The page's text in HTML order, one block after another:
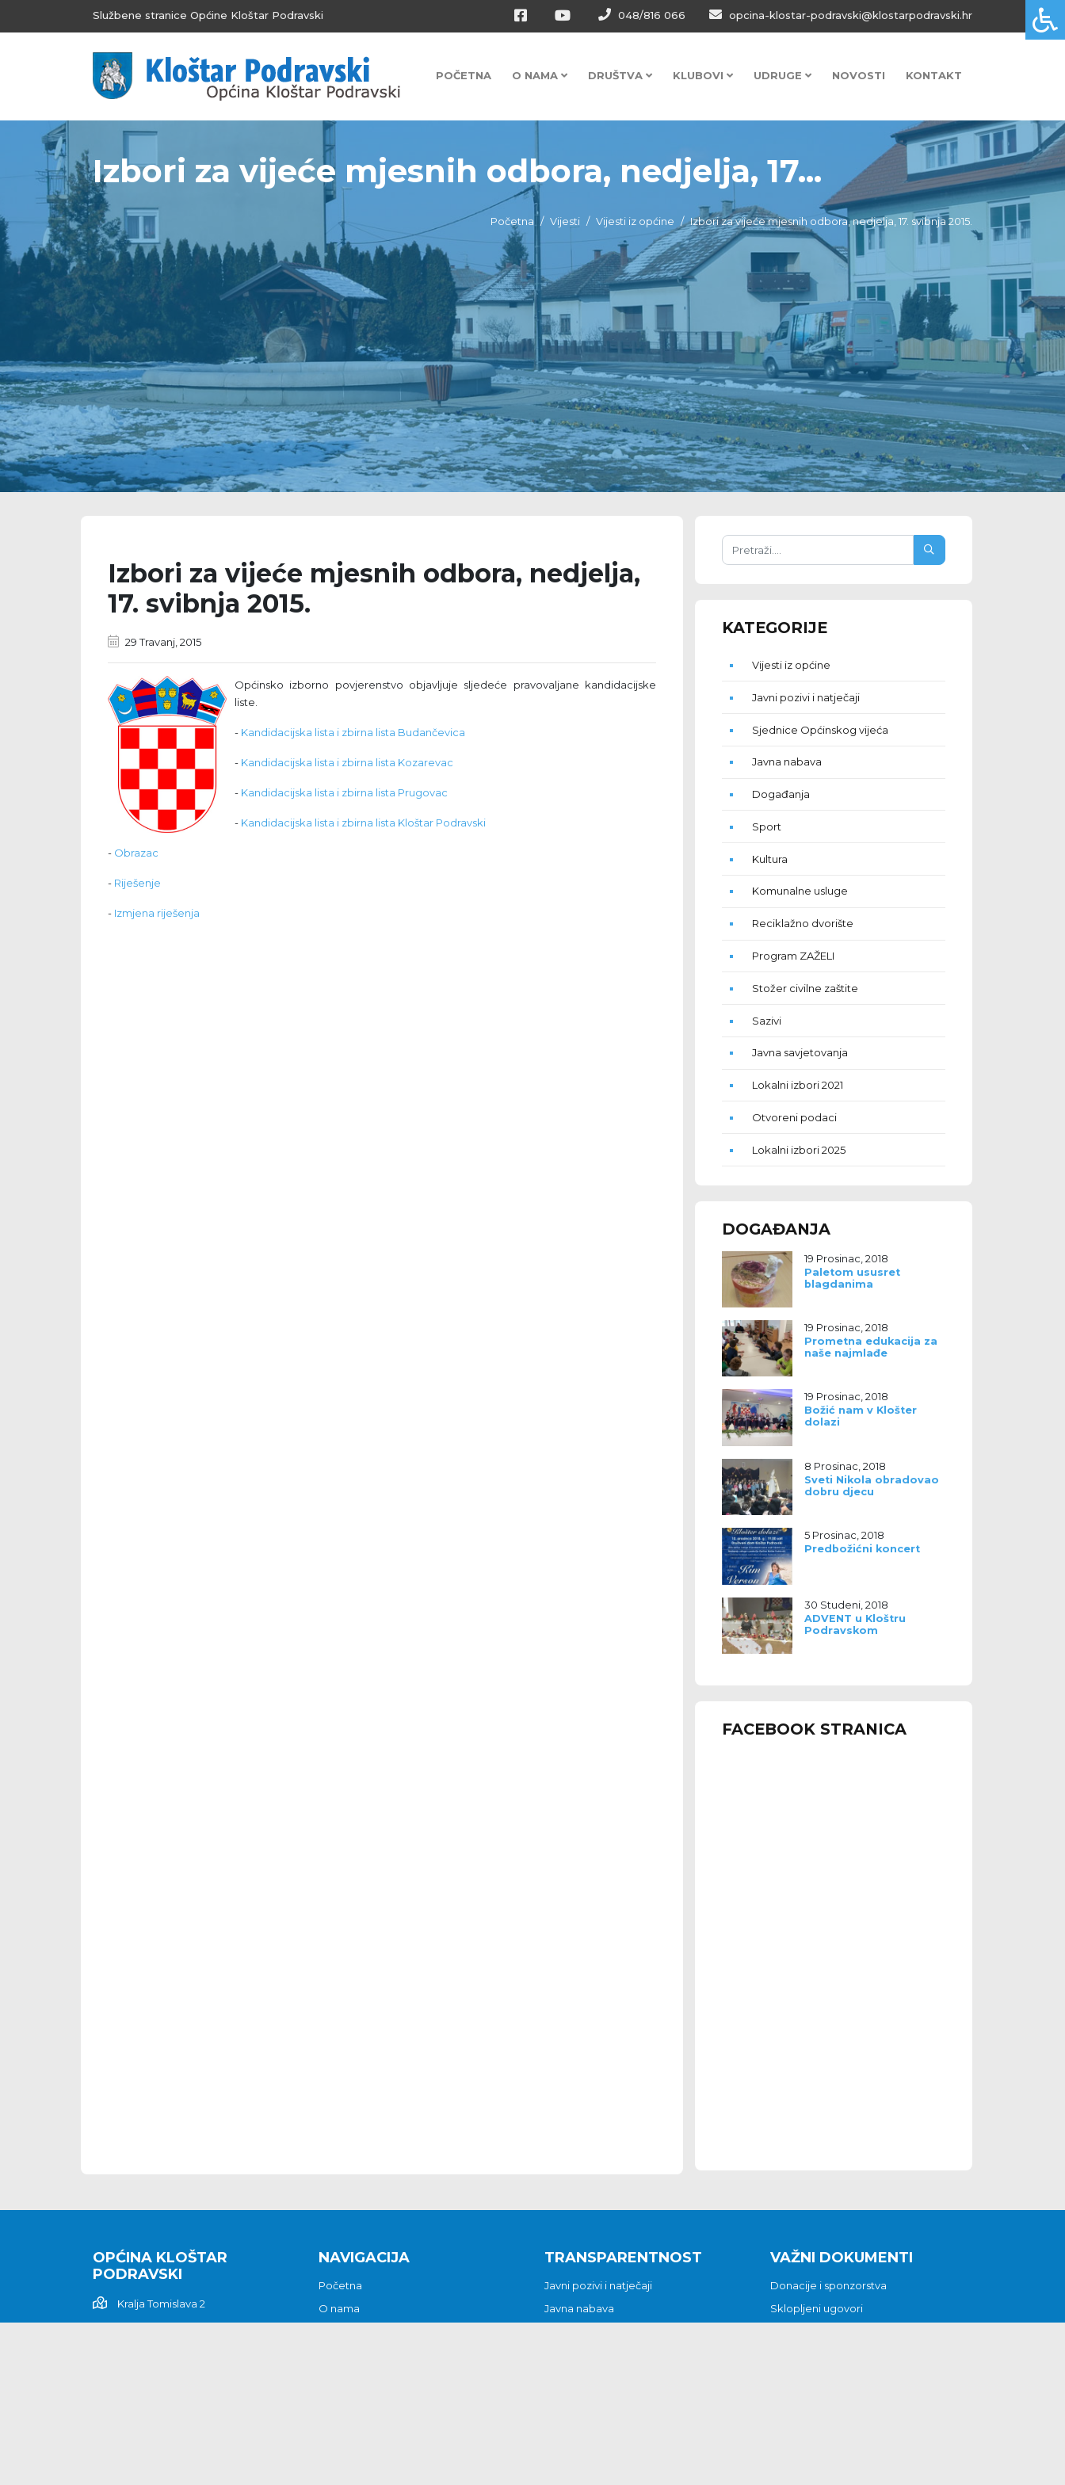
Službene stranice Općine Kloštar Podravski 048/816 066 opcina-klostar-podravski@klostarpodravski.hr
POČETNA O NAMA DRUŠTVA KLUBOVI UDRUGE NOVOSTI KONTAKT
Izbori za vijeće mjesnih odbora, nedjelja, 17...
Početna Vijesti Vijesti iz općine Izbori za vijeće mjesnih odbora, nedjelja, 17. svibnja 2015.
Izbori za vijeće mjesnih odbora, nedjelja,
17. svibnja 2015.
29 Travanj, 2015
Općinsko izborno povjerenstvo objavljuje sljedeće pravovaljane kandidacijske
liste.
- Kandidacijska lista i zbirna lista Budančevica
- Kandidacijska lista i zbirna lista Kozarevac
- Kandidacijska lista i zbirna lista Prugovac
- Kandidacijska lista i zbirna lista Kloštar Podravski
- Obrazac
- Riješenje
- Izmjena riješenja
KATEGORIJE
Vijesti iz općine
Javni pozivi i natječaji
Sjednice Općinskog vijeća
Javna nabava
Događanja
Sport
Kultura
Komunalne usluge
Reciklažno dvorište
Program ZAŽELI
Stožer civilne zaštite
Sazivi
Javna savjetovanja
Lokalni izbori 2021
Otvoreni podaci
Lokalni izbori 2025
DOGAĐANJA
19 Prosinac, 2018
Paletom ususret
blagdanima
19 Prosinac, 2018
Prometna edukacija za
naše najmlađe
19 Prosinac, 2018
Božić nam v Klošter
dolazi
8 Prosinac, 2018
Sveti Nikola obradovao
dobru djecu
5 Prosinac, 2018
Predbožićni koncert
30 Studeni, 2018
ADVENT u Kloštru
Podravskom
FACEBOOK STRANICA
OPĆINA KLOŠTAR
PODRAVSKI
Kralja Tomislava 2
NAVIGACIJA
Početna
O nama
TRANSPARENTNOST
Javni pozivi i natječaji
Javna nabava
VAŽNI DOKUMENTI
Donacije i sponzorstva
Sklopljeni ugovori